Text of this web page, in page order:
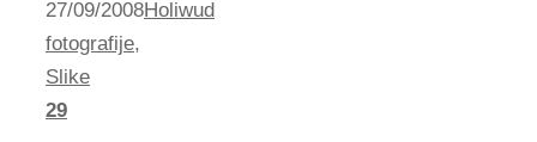
27/09/2008Holiwud
fotografije,
Slike
29